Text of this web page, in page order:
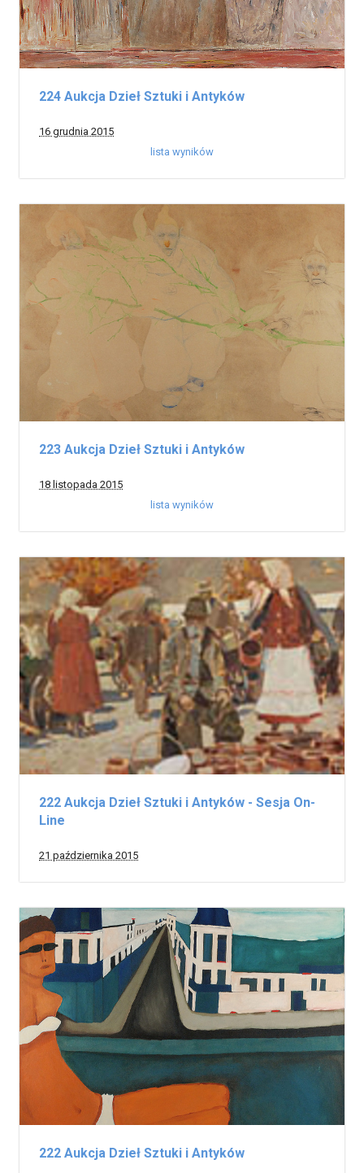
224 Aukcja Dzieł Sztuki i Antyków
16 grudnia 2015
lista wyników
223 Aukcja Dzieł Sztuki i Antyków
18 listopada 2015
lista wyników
222 Aukcja Dzieł Sztuki i Antyków - Sesja On-
Line
21 października 2015
222 Aukcja Dzieł Sztuki i Antyków